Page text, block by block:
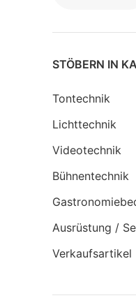
STÖBERN IN
Tontechnik
Lichttechnik
Videotechnik
Bühnentechnik
Ausrüstung /
Verkaufsartikel